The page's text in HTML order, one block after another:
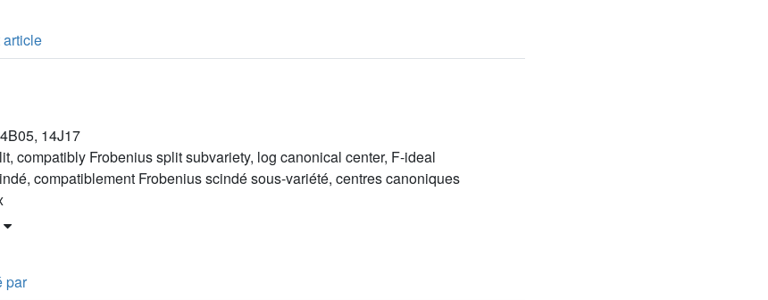
14J17
compatibly Frobenius split subvariety, log canonical center, F-ideal
compatiblement Frobenius scindé sous-variété, centres canoniques
par